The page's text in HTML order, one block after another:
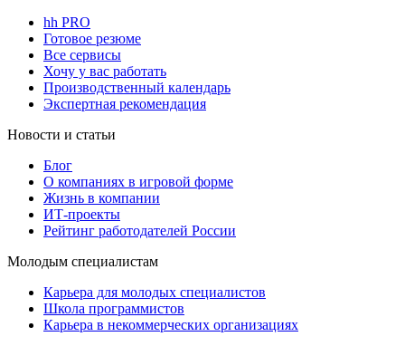
hh PRO
Готовое резюме
Все сервисы
Хочу у вас работать
Производственный календарь
Экспертная рекомендация
Новости и статьи
Блог
О компаниях в игровой форме
Жизнь в компании
ИТ-проекты
Рейтинг работодателей России
Молодым специалистам
Карьера для молодых специалистов
Школа программистов
Карьера в некоммерческих организациях